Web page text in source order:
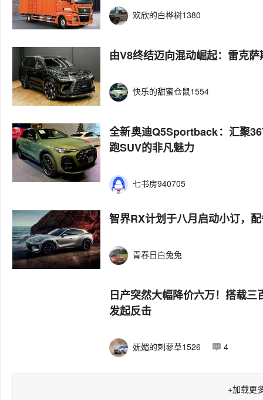
欢欣的白桦树1380
由V8终结迈向混动崛起：雷克
快乐的甜蜜仓鼠1554
全新奥迪Q5Sportback：汇聚
跑SUV的非凡魅力
七书房940705
智界RX计划于八月启动小订，
青春日白兔兔
日产突然大幅降价六万！搭载
发起反击
妩媚的刺蓼草1526 4
+加载更